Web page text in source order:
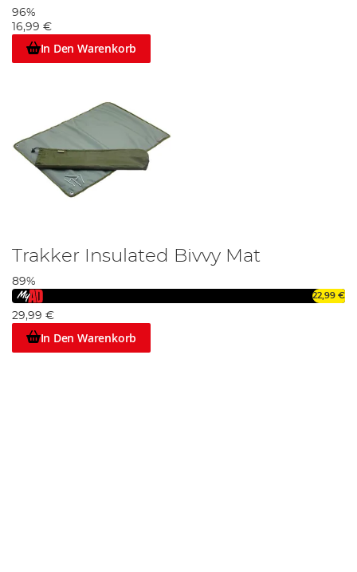
96%
16,99 €
In Den Warenkorb
Trakker Insulated Bivvy Mat
89%
22,99 €
29,99 €
In Den Warenkorb